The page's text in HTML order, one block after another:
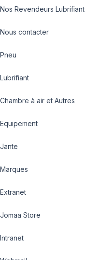
Nos Revendeurs Lubrifiant
Nous contacter
Pneu
Lubrifiant
Chambre à air et Autres
Equipement
Jante
Marques
Extranet
Jomaa Store
Intranet